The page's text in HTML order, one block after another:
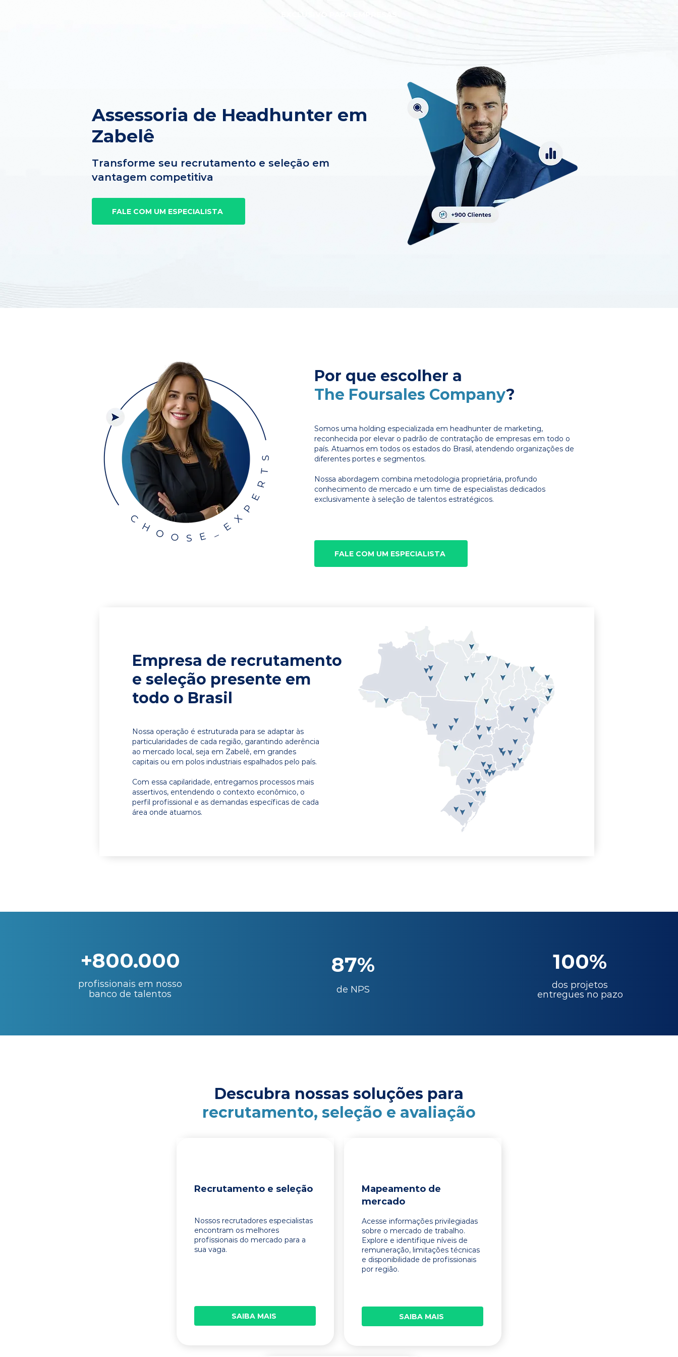
Assessoria de Headhunter em
Zabelê
Transforme seu recrutamento e seleção em
vantagem competitiva
FALE COM UM ESPECIALISTA
Por que escolher a
The Foursales Company?
Somos uma holding especializada em headhunter de marketing,
reconhecida por elevar o padrão de contratação de empresas em todo o
país. Atuamos em todos os estados do Brasil, atendendo organizações de
diferentes portes e segmentos.
Nossa abordagem combina metodologia proprietária, profundo
conhecimento de mercado e um time de especialistas dedicados
exclusivamente à seleção de talentos estratégicos.
FALE COM UM ESPECIALISTA
Empresa de recrutamento
e seleção presente em
todo o Brasil
Nossa operação é estruturada para se adaptar às
particularidades de cada região, garantindo aderência
ao mercado local, seja em Zabelê, em grandes
capitais ou em polos industriais espalhados pelo país.
Com essa capilaridade, entregamos processos mais
assertivos, entendendo o contexto econômico, o
perfil profissional e as demandas específicas de cada
área onde atuamos.
+800.000
profissionais em nosso
banco de talentos
87%
de NPS
100%
dos projetos
entregues no pazo
Descubra nossas soluções para
recrutamento, seleção e avaliação
Recrutamento e seleção
Nossos recrutadores especialistas
encontram os melhores
profissionais do mercado para a
sua vaga.
SAIBA MAIS
Mapeamento de
mercado
Acesse informações privilegiadas
sobre o mercado de trabalho.
Explore e identifique níveis de
remuneração, limitações técnicas
e disponibilidade de profissionais
por região.
SAIBA MAIS